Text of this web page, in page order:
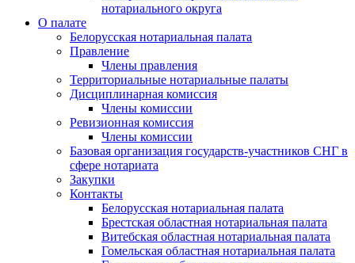
нотариального округа
О палате
Белорусская нотариальная палата
Правление
Члены правления
Территориальные нотариальные палаты
Дисциплинарная комиссия
Члены комиссии
Ревизионная комиссия
Члены комиссии
Базовая организация государств-участников СНГ в
сфере нотариата
Закупки
Контакты
Белорусская нотариальная палата
Брестская областная нотариальная палата
Витебская областная нотариальная палата
Гомельская областная нотариальная палата